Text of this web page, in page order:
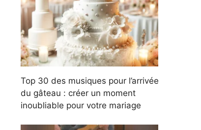
Top 30 des musiques pour l’arrivée
du gâteau : créer un moment
inoubliable pour votre mariage